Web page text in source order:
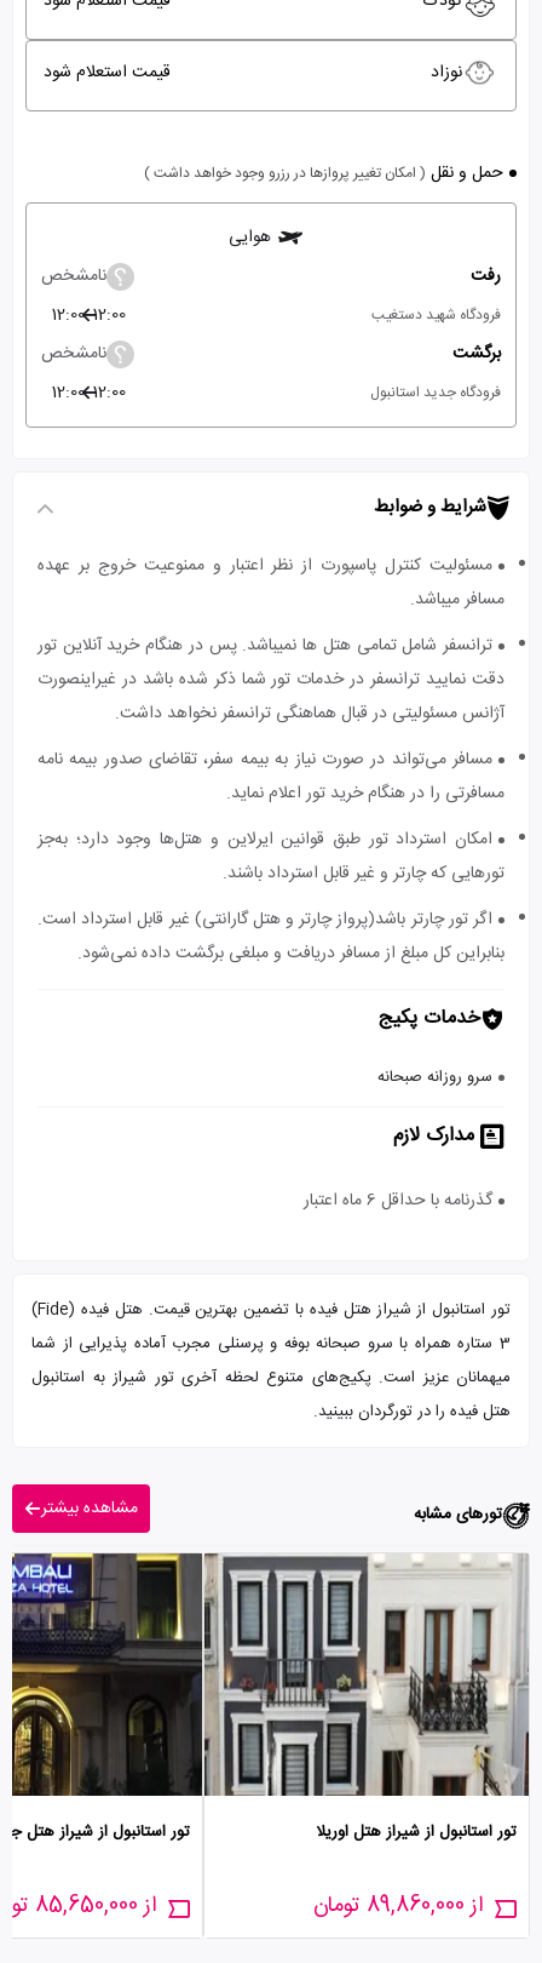
نوزاد قیمت استعلام شود
حمل و نقل ( امکان تغییر پروازها در رزرو وجود خواهد داشت )
هوایی
رفت
نامشخص
فرودگاه شهید دستغیب 12:00
12:00
برگشت
نامشخص
فرودگاه جدید استانبول 12:00
12:00
شرایط و ضوابط
مسئولیت کنترل پاسپورت از نظر اعتبار و ممنوعیت خروج بر عهده
مسافر میباشد.
ترانسفر شامل تمامی هتل ها نمیباشد. پس در هنگام خرید آنلاین تور
دقت نمایید ترانسفر در خدمات تور شما ذکر شده باشد در غیراینصورت
آژانس مسئولیتی در قبال هماهنگی ترانسفر نخواهد داشت.
مسافر می‌تواند در صورت نیاز به بیمه سفر، تقاضای صدور بیمه نامه
مسافرتی را در هنگام خرید تور اعلام نماید.
امکان استرداد تور طبق قوانین ایرلاین و هتل‌ها وجود دارد؛ به‌جز
تورهایی که چارتر و غیر قابل استرداد باشند.
اگر تور چارتر باشد(پرواز چارتر و هتل گارانتی) غیر قابل استرداد است.
بنابراین کل مبلغ از مسافر دریافت و مبلغی برگشت داده نمی‌شود.
خدمات پکیج
سرو روزانه صبحانه
مدارک لازم
گذرنامه با حداقل 6 ماه اعتبار
تور استانبول از شیراز هتل فیده با تضمین بهترین قیمت. هتل فیده (Fide)
3 ستاره همراه با سرو صبحانه بوفه و پرسنلی مجرب آماده پذیرایی از شما
میهمانان عزیز است. پکیج‌های متنوع لحظه آخری تور شیراز به استانبول
هتل فیده را در تورگردان ببینید.
تورهای مشابه مشاهده بیشتر
تور استانبول از شیراز هتل اوریلا
از 89,860,000 تومان
تور استانبول از شیراز هتل
از 85,650,000 تومان